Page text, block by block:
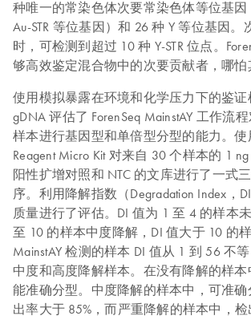
种唯一的常染色体次要常染色体等位基因
Au-STR 等位基因）和 26 种 Y 等位基因。
时，可检测到超过 10 种 Y-STR 位点。
够高效鉴定混合物中的次要贡献者，哪怕
使用模拟暴露在环境和化学压力下的鉴
gDNA 评估了 ForenSeq MainstAY 工作流
样本进行基因型和单倍型分型的能力。使
Reagent Micro Kit 对来自 30 个样本的 1
阳性扩增对照和 NTC 的文库进行了一式
序。利用降解指数（Degradation Index，
质量进行了评估。DI 值为 1 至 4 的样本
至 10 的样本中度降解，DI 值大于 10 的
MainstAY 检测的样本 DI 值从 1 到 56 不
中度和高度降解样本。在没有降解的样本
能准确分型。中度降解的样本中，可准确
出率大于 85%，而严重降解的样本中，检